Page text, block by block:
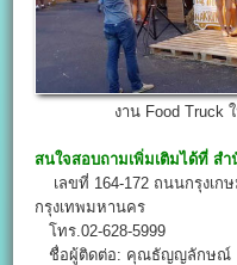
งาน Food Truck
สนใจสอบถามเพิ่มเติมได้ที่ สำ
เลขที่ 164-172 ถนนกรุงเก
กรุงเทพมหานคร
โทร.02-628-5999
ชื่อผู้ติดต่อ: คุณธัญญลักษณ์